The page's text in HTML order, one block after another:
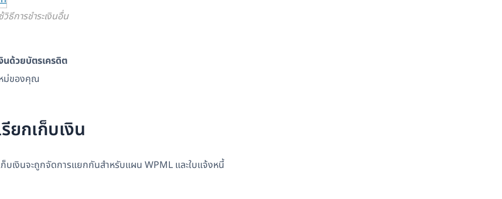
วิธีการชำระเงินอื่น
นด้วยบัตรเครดิต
หม่ของคุณ
ยกเก็บเงิน
ก็บเงินจะถูกจัดการแยกกันสำหรับแผน WPML และใบแจ้งหนี้